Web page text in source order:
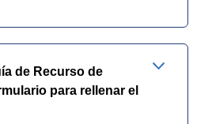
de Recurso de
para rellenar el